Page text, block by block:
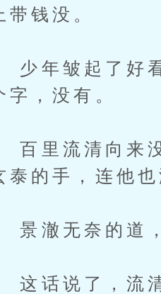
带钱没。
年皱起了好看
字，没有。
里流清向来没
泰的手，连他
澈无奈的道，
话说了，流清